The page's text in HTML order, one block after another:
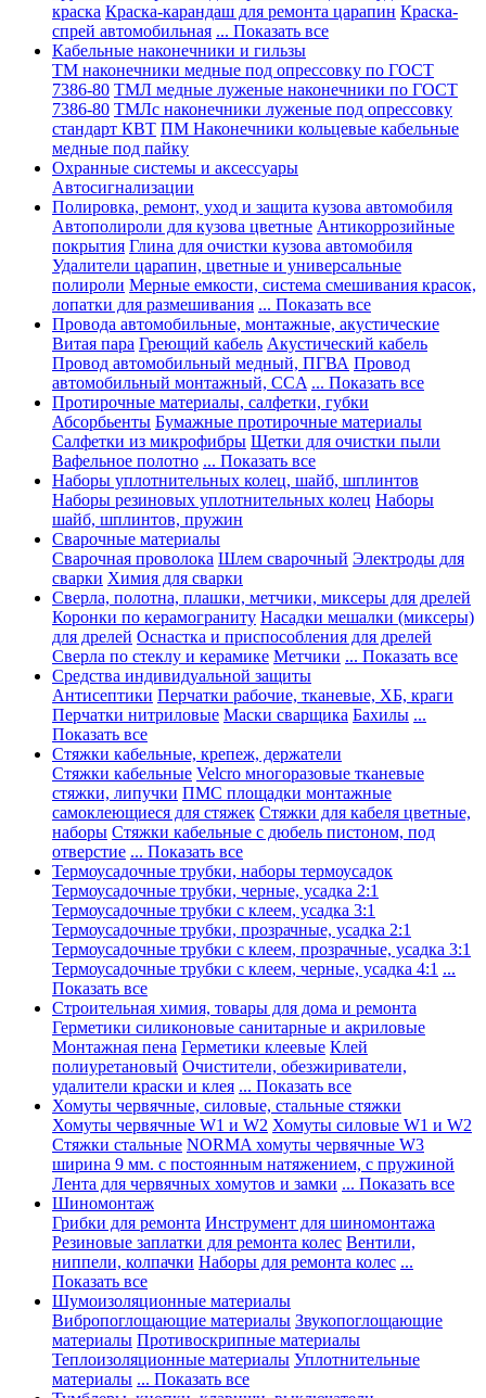
краска Краска-карандаш для ремонта царапин Краска-
спрей автомобильная ... Показать все
Кабельные наконечники и гильзы
ТМ наконечники медные под опрессовку по ГОСТ
7386-80 ТМЛ медные луженые наконечники по ГОСТ
7386-80 ТМЛс наконечники луженые под опрессовку
стандарт КВТ ПМ Наконечники кольцевые кабельные
медные под пайку
Охранные системы и аксессуары
Автосигнализации
Полировка, ремонт, уход и защита кузова автомобиля
Автополироли для кузова цветные Антикоррозийные
покрытия Глина для очистки кузова автомобиля
Удалители царапин, цветные и универсальные
полироли Мерные емкости, система смешивания красок,
лопатки для размешивания ... Показать все
Провода автомобильные, монтажные, акустические
Витая пара Греющий кабель Акустический кабель
Провод автомобильный медный, ПГВА Провод
автомобильный монтажный, CCA ... Показать все
Протирочные материалы, салфетки, губки
Абсорбьенты Бумажные протирочные материалы
Салфетки из микрофибры Щетки для очистки пыли
Вафельное полотно ... Показать все
Наборы уплотнительных колец, шайб, шплинтов
Наборы резиновых уплотнительных колец Наборы
шайб, шплинтов, пружин
Сварочные материалы
Сварочная проволока Шлем сварочный Электроды для
сварки Химия для сварки
Сверла, полотна, плашки, метчики, миксеры для дрелей
Коронки по керамограниту Насадки мешалки (миксеры)
для дрелей Оснастка и приспособления для дрелей
Сверла по стеклу и керамике Метчики ... Показать все
Средства индивидуальной защиты
Антисептики Перчатки рабочие, тканевые, ХБ, краги
Перчатки нитриловые Маски сварщика Бахилы ...
Показать все
Стяжки кабельные, крепеж, держатели
Стяжки кабельные Velcro многоразовые тканевые
стяжки, липучки ПМС площадки монтажные
самоклеющиеся для стяжек Стяжки для кабеля цветные,
наборы Стяжки кабельные с дюбель пистоном, под
отверстие ... Показать все
Термоусадочные трубки, наборы термоусадок
Термоусадочные трубки, черные, усадка 2:1
Термоусадочные трубки с клеем, усадка 3:1
Термоусадочные трубки, прозрачные, усадка 2:1
Термоусадочные трубки с клеем, прозрачные, усадка 3:1
Термоусадочные трубки с клеем, черные, усадка 4:1 ...
Показать все
Строительная химия, товары для дома и ремонта
Герметики силиконовые санитарные и акриловые
Монтажная пена Герметики клеевые Клей
полиуретановый Очистители, обезжириватели,
удалители краски и клея ... Показать все
Хомуты червячные, силовые, стальные стяжки
Хомуты червячные W1 и W2 Хомуты силовые W1 и W2
Стяжки стальные NORMA хомуты червячные W3
ширина 9 мм. с постоянным натяжением, с пружиной
Лента для червячных хомутов и замки ... Показать все
Шиномонтаж
Грибки для ремонта Инструмент для шиномонтажа
Резиновые заплатки для ремонта колес Вентили,
ниппели, колпачки Наборы для ремонта колес ...
Показать все
Шумоизоляционные материалы
Вибропоглощающие материалы Звукопоглощающие
материалы Противоскрипные материалы
Теплоизоляционные материалы Уплотнительные
материалы ... Показать все